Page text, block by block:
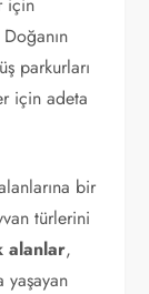
parkurları
için adeta
bir
türlerini
alanlar,